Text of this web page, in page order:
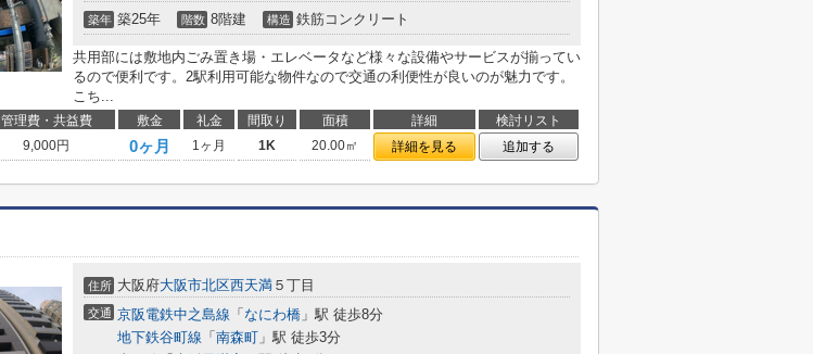
築年 築25年 階数 8階建 構造 鉄筋コンクリート
共用部には敷地内ごみ置き場・エレベータなど様々な設備やサービスが揃ってい
るので便利です。2駅利用可能な物件なので交通の利便性が良いのが魅力です。
こち...
管理費・共益費 敷金 礼金 間取り 面積 詳細
検討リスト
9,000円 0ヶ月 1ヶ月 1K 20.00㎡ 詳細を見る 追加する
住所 大阪府大阪市北区西天満 ５丁目
交通 京阪電鉄中之島線 「 なにわ橋 」駅 徒歩8分
地下鉄谷町線 「 南森町 」駅 徒歩3分